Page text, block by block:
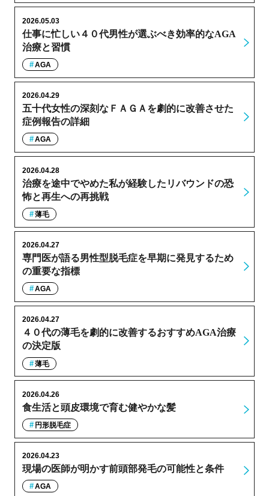
仕事に忙しい４０代男性が選ぶべき効率的なAGA
治療と習慣
2026.05.03
AGA
五十代女性の深刻なＦＡＧＡを劇的に改善させた
症例報告の詳細
2026.04.29
AGA
治療を途中でやめた私が経験したリバウンドの恐
怖と再生への再挑戦
2026.04.28
薄毛
専門医が語る男性型脱毛症を早期に発見するため
の重要な指標
2026.04.27
AGA
４０代の薄毛を劇的に改善するおすすめAGA治療
の決定版
2026.04.27
薄毛
食生活と頭皮環境で育む健やかな髪
2026.04.26
円形脱毛症
現場の医師が明かす前頭部発毛の可能性と条件
2026.04.23
AGA